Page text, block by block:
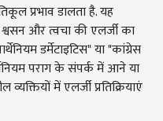
प्रभाव डालता है. यह
और त्वचा की एलर्जी का
डर्मेटाइटिस" या "कांग्रेस
पराग के संपर्क में आने या
में एलर्जी प्रतिक्रियाएं